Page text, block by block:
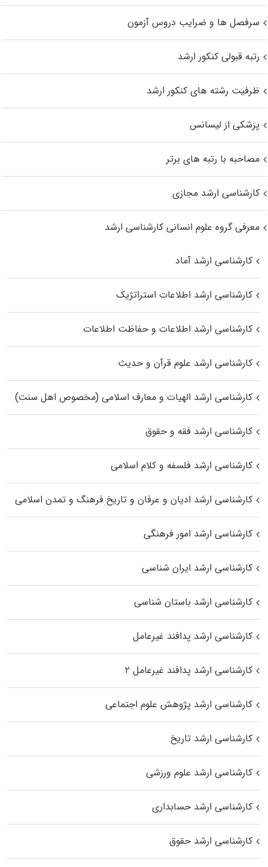
سرفصل ها و ضرایب دروس آزمون
رتبه قبولی کنکور ارشد
ظرفیت رشته های کنکور ارشد
پزشکی از لیسانس
مصاحبه با رتبه های برتر
کارشناسی ارشد مجازی
معرفی گروه علوم انسانی کارشناسی ارشد
کارشناسی ارشد آماد
کارشناسی ارشد اطلاعات استراتژیک
کارشناسی ارشد اطلاعات و حفاظت اطلاعات
کارشناسی ارشد علوم قرآن و حدیث
کارشناسی ارشد الهیات و معارف اسلامی (مخصوص اهل سنت)
کارشناسی ارشد فقه و حقوق
کارشناسی ارشد فلسفه و کلام اسلامی
کارشناسی ارشد ادیان و عرفان و تاریخ فرهنگ و تمدن اسلامی
کارشناسی ارشد امور فرهنگی
کارشناسی ارشد ایران شناسی
کارشناسی ارشد باستان شناسی
کارشناسی ارشد پدافند غیرعامل
کارشناسی ارشد پدافند غیرعامل ۲
کارشناسی ارشد پژوهش علوم اجتماعی
کارشناسی ارشد تاریخ
کارشناسی ارشد علوم ورزشی
کارشناسی ارشد حسابداری
کارشناسی ارشد حقوق